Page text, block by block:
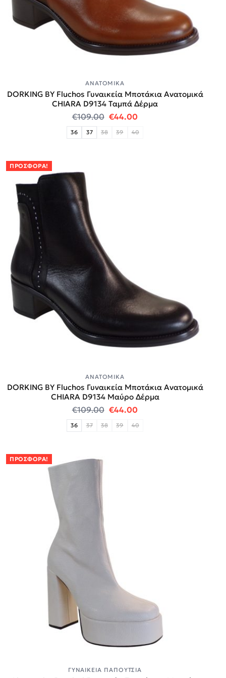
ΑΝΑΤΟΜΙΚΆ
DORKING BY Fluchos Γυναικεία Μποτάκια Ανατομικά
CHIARA D9134 Ταμπά Δέρμα
€109.00 Original price was: €109.00.
€44.00Η τρέχουσα τιμή
36 37 38 39 40
ΠΡΟΣΦΟΡΆ!
ΑΝΑΤΟΜΙΚΆ
DORKING BY Fluchos Γυναικεία Μποτάκια Ανατομικά
CHIARA D9134 Μαύρο Δέρμα
€109.00 Original price was: €109.00.
€44.00Η τρέχουσα τιμή
36 37 38 39 40
ΠΡΟΣΦΟΡΆ!
ΓΥΝΑΙΚΕΊΑ ΠΑΠΟΎΤΣΙΑ